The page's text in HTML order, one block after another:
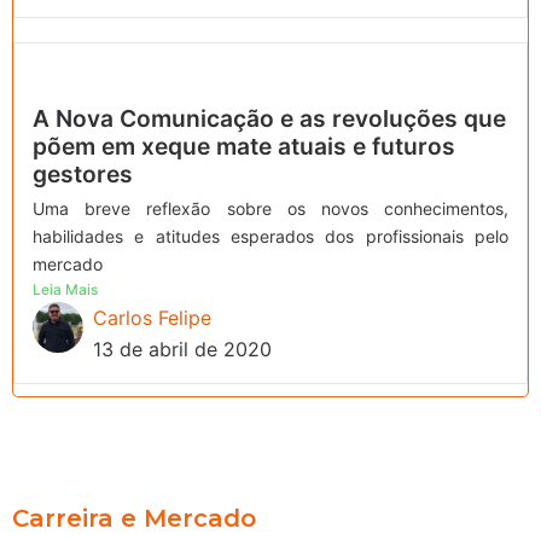
A Nova Comunicação e as revoluções que
põem em xeque mate atuais e futuros
gestores
Uma breve reflexão sobre os novos conhecimentos,
habilidades e atitudes esperados dos profissionais pelo
mercado
Leia Mais
Carlos Felipe
13 de abril de 2020
Carreira e Mercado